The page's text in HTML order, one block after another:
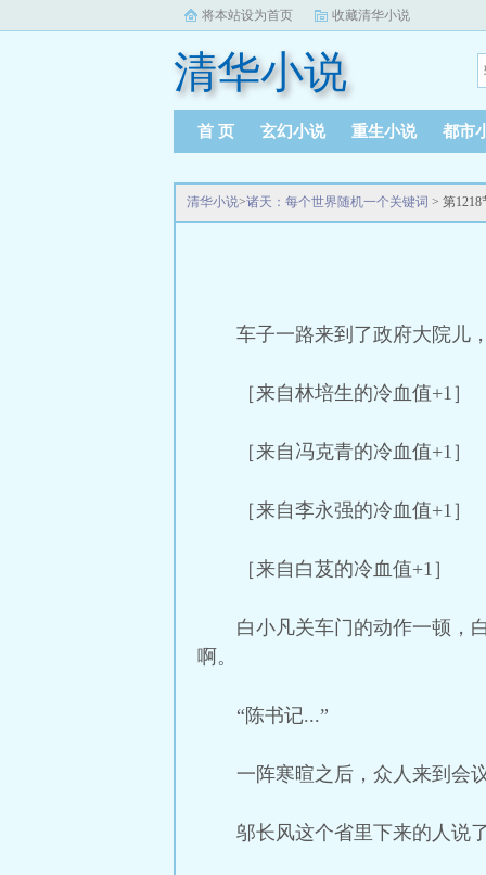
将本站设为首页 收藏清华小说
清华小说
首 页 玄幻小说 重生小说 都市
清华小说>诸天：每个世界随机一个关键词 > 第1218
车子一路来到了政府大院儿
［来自林培生的冷血值+1］
［来自冯克青的冷血值+1］
［来自李永强的冷血值+1］
［来自白芨的冷血值+1］
白小凡关车门的动作一顿，
啊。
“陈书记...”
一阵寒暄之后，众人来到会议
邬长风这个省里下来的人说